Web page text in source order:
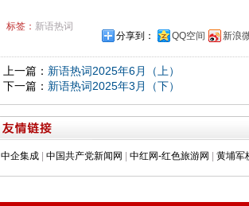
标签： 新语热词
分享到：
QQ空间 新浪
上一篇： 新语热词2025年6月（上）
下一篇： 新语热词2025年3月（下）
中企集成 中国共产党新闻网 中红网-红色旅游网 黄埔军